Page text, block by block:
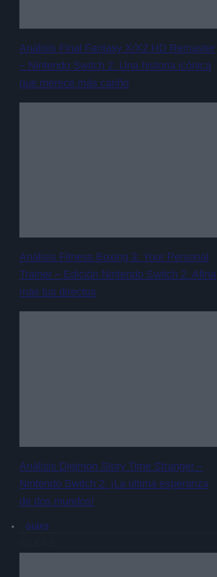
Análisis Final Fantasy X/X2 HD Remaster
– Nintendo Switch 2. Una historia icónica
que merece más cariño
Análisis Fitness Boxing 3: Your Personal
Trainer – Edición Nintendo Switch 2. Afina
más tus directos
Análisis Digimon Story Time Stranger –
Nintendo Switch 2. ¡La última esperanza
de dos mundos!
GUÍAS